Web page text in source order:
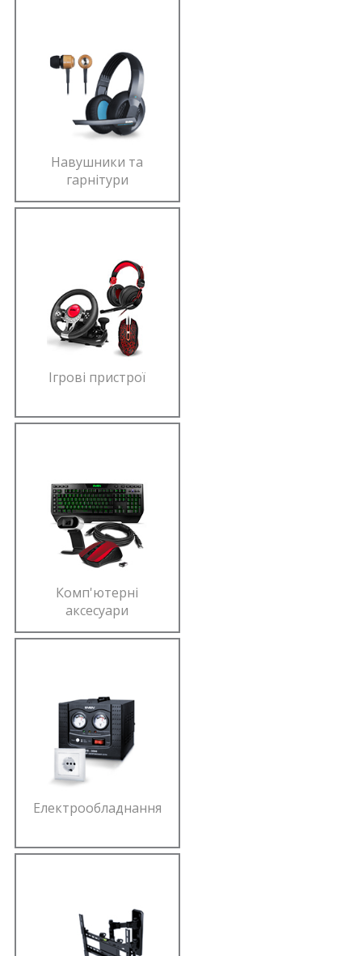
Навушники та
гарнітури
Ігрові пристрої
Комп'ютерні
аксесуари
Електрообладнання